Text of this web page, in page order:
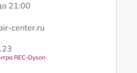
21:00
center.ru
REC-Dyson